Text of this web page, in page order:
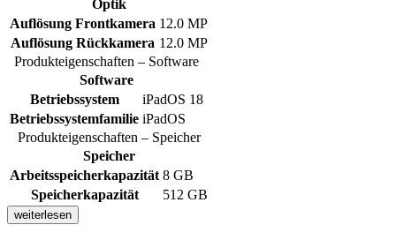
Optik
Auflösung Frontkamera 12.0 MP
Auflösung Rückkamera 12.0 MP
Produkteigenschaften – Software
Software
Betriebssystem
iPadOS 18
Betriebssystemfamilie iPadOS
Produkteigenschaften – Speicher
Speicher
Arbeitsspeicherkapazität 8 GB
Speicherkapazität
512 GB
weiterlesen